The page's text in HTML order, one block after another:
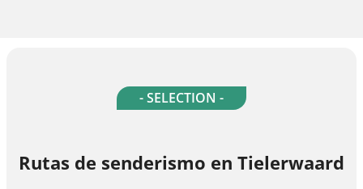
- SELECTION -
Rutas de senderismo en Tielerwaard